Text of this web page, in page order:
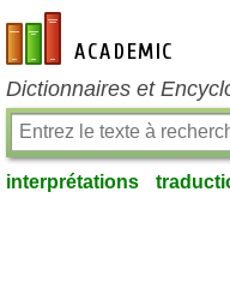
fr-academic.com
Dictionnaires et
interprétations